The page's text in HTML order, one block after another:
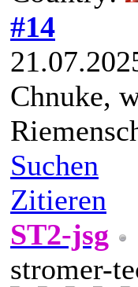
#14
Chnuke,
Suchen
Zitieren
ST2-jsg
stromer-